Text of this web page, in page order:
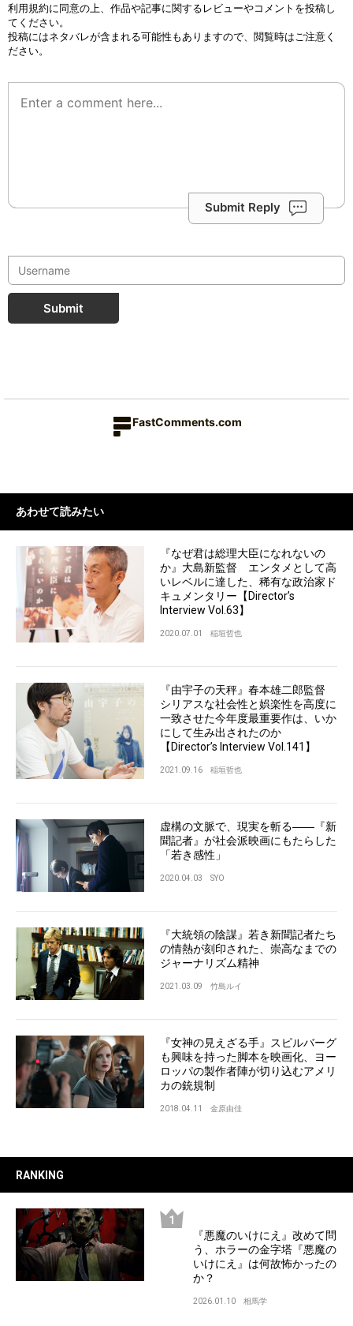
利用規約に同意の上、作品や記事に関するレビューやコメントを投稿し
てください。
投稿にはネタバレが含まれる可能性もありますので、閲覧時はご注意く
ださい。
Submit Reply
Submit
FastComments.com
あわせて読みたい
『なぜ君は総理大臣になれないの
か』大島新監督 エンタメとして高
いレベルに達した、稀有な政治家ド
キュメンタリー【Director’s
Interview Vol.63】
2020.07.01 稲垣哲也
『由宇子の天秤』春本雄二郎監督
シリアスな社会性と娯楽性を高度に
一致させた今年度最重要作は、いか
にして生み出されたのか
【Director’s Interview Vol.141】
2021.09.16 稲垣哲也
虚構の文脈で、現実を斬る――『新
聞記者』が社会派映画にもたらした
「若き感性」
2020.04.03 SYO
『大統領の陰謀』若き新聞記者たち
の情熱が刻印された、崇高なまでの
ジャーナリズム精神
2021.03.09 竹島ルイ
『女神の見えざる手』スピルバーグ
も興味を持った脚本を映画化、ヨー
ロッパの製作者陣が切り込むアメリ
カの銃規制
2018.04.11 金原由佳
RANKING
『悪魔のいけにえ』改めて問
う、ホラーの金字塔『悪魔の
いけにえ』は何故怖かったの
か？
2026.01.10 相馬学